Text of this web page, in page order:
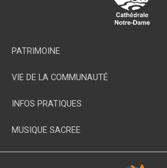
PATRIMOINE
VIE DE LA COMMUNAUTÉ
INFOS PRATIQUES
MUSIQUE SACREE